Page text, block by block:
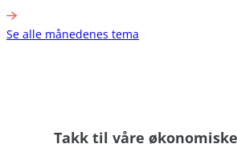
Se alle månedenes tema
Takk til våre